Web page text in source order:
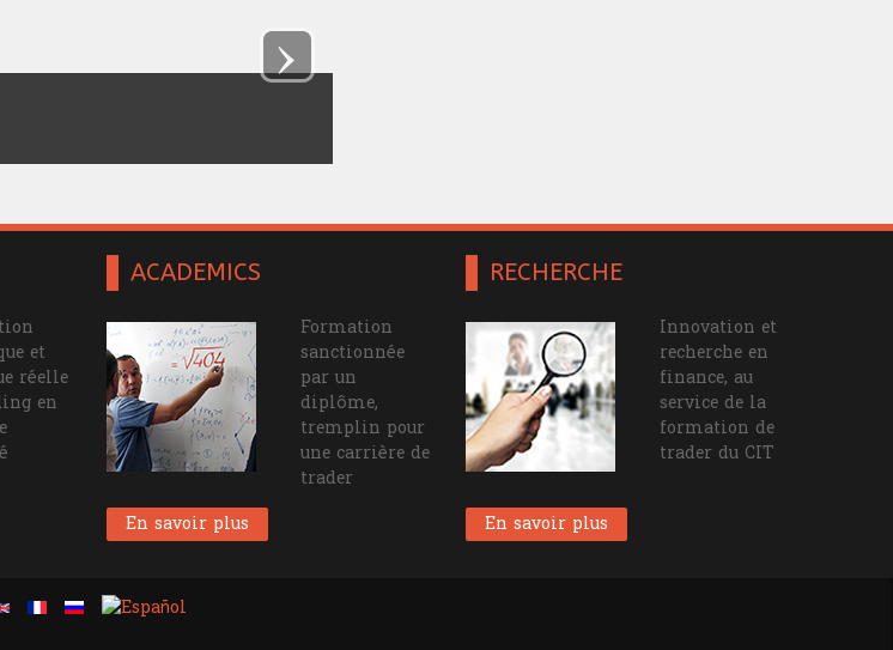
›
et
réelle
en
ACADEMICS
Formation
sanctionnée
par un
diplôme,
tremplin pour
une carrière de
trader
En savoir plus
RECHERCHE
Innovation et
recherche en
finance, au
service de la
formation de
trader du CIT
En savoir plus